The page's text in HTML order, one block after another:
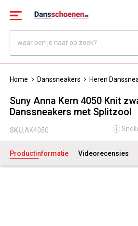
Home Danssneakers Heren
Suny Anna Kern 4050 Knit
Danssneakers met Splitzool
SKU:AK4050
Productinformatie Videorecensies